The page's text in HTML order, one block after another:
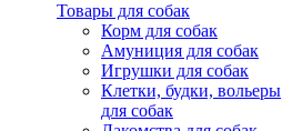
Товары для собак
Корм для собак
Амуниция для собак
Игрушки для собак
Клетки, будки, вольеры
для собак